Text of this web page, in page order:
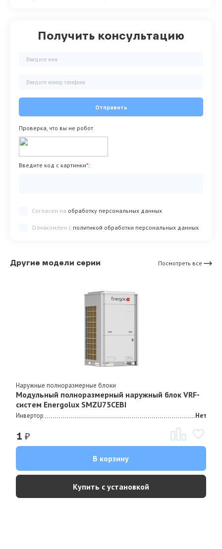
Получить консультацию
Отправить
Проверка, что вы не робот
Введите код с картинки*:
Согласен на обработку персональных данных
Ознакомлен с политикой обработки персональных данных
Другие модели серии Посмотреть все
Наружные полноразмерные блоки
Модульный полноразмерный наружный блок VRF-
систем Energolux SMZU75CEBI
Инвертор Нет
1 ₽
В корзину
Купить с установкой